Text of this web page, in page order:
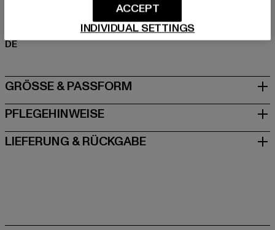
Hersteller: TB International GmbH |
Dr.-Robert-Murjahn-Straße 7 | 64372 Ober-Ramstadt |
DE
GRÖSSE & PASSFORM
PFLEGEHINWEISE
LIEFERUNG & RÜCKGABE
INDIVIDUAL SETTINGS
ACCEPT